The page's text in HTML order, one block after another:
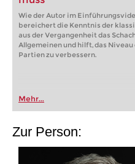
Wie der Autor im
bereichert die Kenntnis der
aus der Vergangenheit das
Allgemeinen und hilft, das
Partien zu verbessern.
Mehr...
Zur Person: